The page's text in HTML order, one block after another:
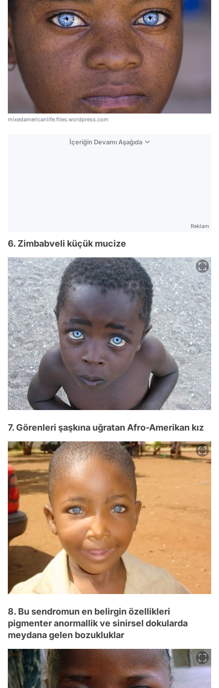
mixedamericanlife.files.wordpress.com
İçeriğin Devamı Aşağıda
Reklam
6. Zimbabveli küçük mucize
7. Görenleri şaşkına uğratan Afro-Amerikan kız
8. Bu sendromun en belirgin özellikleri
pigmenter anormallik ve sinirsel dokularda
meydana gelen bozukluklar